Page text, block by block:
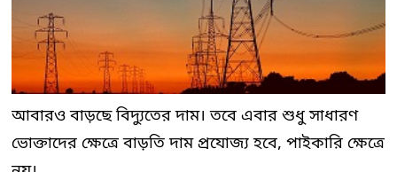
আবারও বাড়ছে বিদ্যুতের দাম। তবে এবার শুধু সাধারণ
ভোক্তাদের ক্ষেত্রে বাড়তি দাম প্রযোজ্য হবে, পাইকারি ক্ষেত্রে